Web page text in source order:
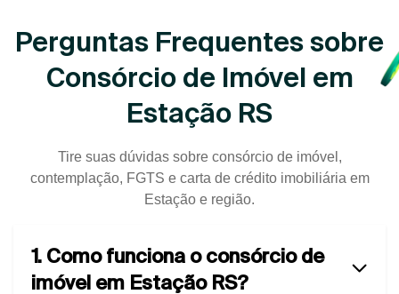
Perguntas Frequentes sobre
Consórcio de Imóvel em
Estação RS
Tire suas dúvidas sobre consórcio de imóvel,
contemplação, FGTS e carta de crédito imobiliária em
Estação e região.
1. Como funciona o consórcio de
imóvel em Estação RS?